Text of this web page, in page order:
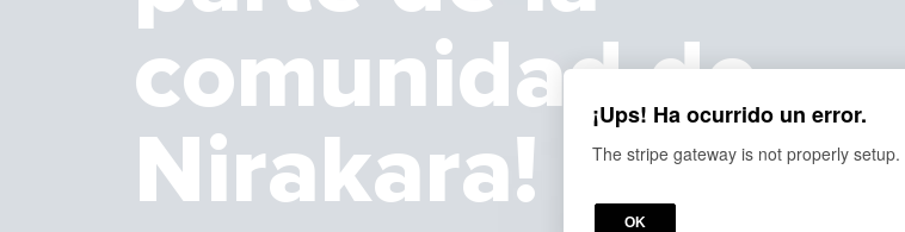
comunidad de
Nirakara!
¡Ups! Ha ocurrido un error.
The stripe gateway is not properly setup.
OK